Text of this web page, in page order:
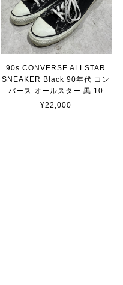
90s CONVERSE ALLSTAR
SNEAKER Black 90年代 コン
バース オールスター 黒 10
¥22,000